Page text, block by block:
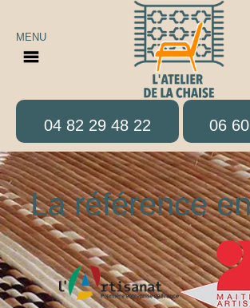
MENU
04 82 29 48 22 06
La référence